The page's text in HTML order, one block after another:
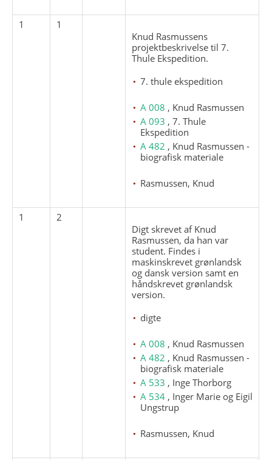
1
1
Knud Rasmussens
projektbeskrivelse til 7.
Thule Ekspedition.
7. thule ekspedition
A 008 , Knud Rasmussen
A 093 , 7. Thule
Ekspedition
A 482 , Knud Rasmussen -
biografisk materiale
Rasmussen, Knud
1
2
Digt skrevet af Knud
Rasmussen, da han var
student. Findes i
maskinskrevet grønlandsk
og dansk version samt en
håndskrevet grønlandsk
version.
digte
A 008 , Knud Rasmussen
A 482 , Knud Rasmussen -
biografisk materiale
A 533 , Inge Thorborg
A 534 , Inger Marie og Eigil
Ungstrup
Rasmussen, Knud